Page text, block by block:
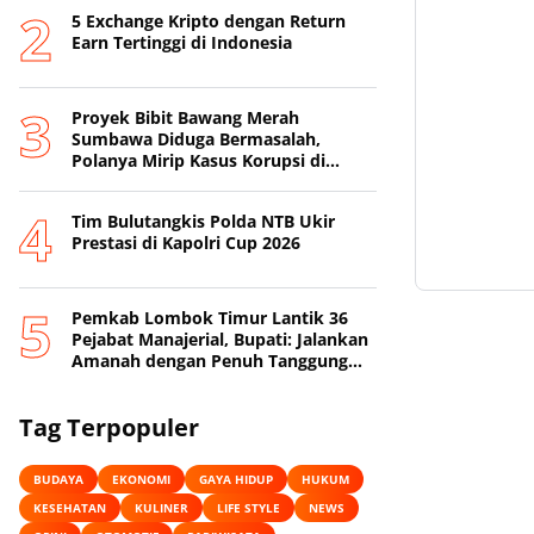
5 Exchange Kripto dengan Return
Earn Tertinggi di Indonesia
Proyek Bibit Bawang Merah
Sumbawa Diduga Bermasalah,
Polanya Mirip Kasus Korupsi di
Tim Bulutangkis Polda NTB Ukir
Prestasi di Kapolri Cup 2026
Pemkab Lombok Timur Lantik 36
Pejabat Manajerial, Bupati: Jalankan
Amanah dengan Penuh Tanggung
Tag Terpopuler
BUDAYA EKONOMI GAYA HIDUP
HUKUM
KESEHATAN
KULINER LIFE STYLE
NEWS